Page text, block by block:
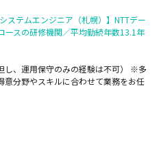
ステムエンジニア（札幌）】NTTデー
スの研修機関／平均勤続年数13.1年
、運用保守のみの経験は不可） ※多
分野やスキルに合わせて業務をお任